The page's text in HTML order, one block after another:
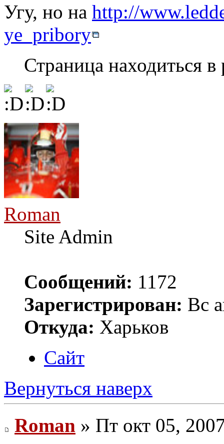
Угу, но на http://
ye_pribory
Страница находиться в
Roman
Site Admin
Сообщений: 1172
Зарегистрирован: Вс
Откуда: Харьков
Сайт
Вернуться наверх
Roman » Пт окт 05,